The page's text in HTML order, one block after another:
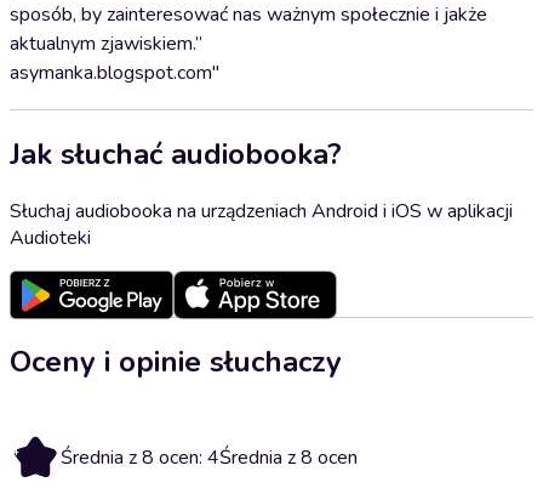
sposób, by zainteresować nas ważnym społecznie i jakże
aktualnym zjawiskiem.”
asymanka.blogspot.com"
Jak słuchać audiobooka?
Słuchaj audiobooka na urządzeniach Android i iOS w aplikacji
Audioteki
Oceny i opinie słuchaczy
4 Średnia z 8 ocen: 4Średnia z 8 ocen